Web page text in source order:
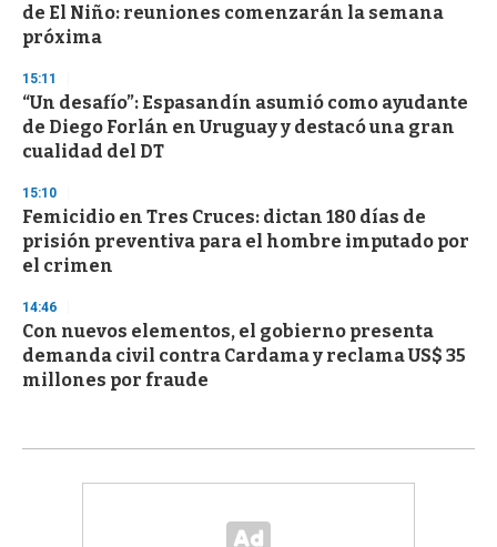
de El Niño: reuniones comenzarán la semana
próxima
15:11
“Un desafío”: Espasandín asumió como ayudante
de Diego Forlán en Uruguay y destacó una gran
cualidad del DT
15:10
Femicidio en Tres Cruces: dictan 180 días de
prisión preventiva para el hombre imputado por
el crimen
14:46
Con nuevos elementos, el gobierno presenta
demanda civil contra Cardama y reclama US$ 35
millones por fraude